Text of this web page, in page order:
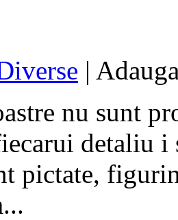
|
nu sunt
detaliu i
pictate,